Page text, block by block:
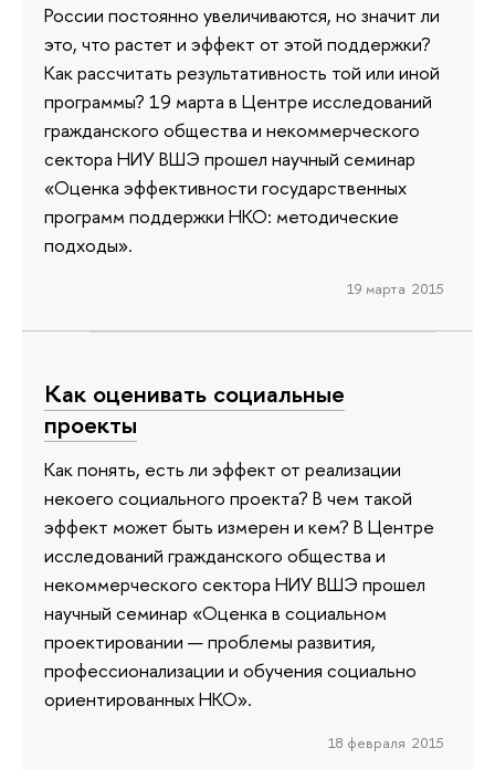
России постоянно увеличиваются, но значит ли
это, что растет и эффект от этой поддержки?
Как рассчитать результативность той или иной
программы? 19 марта в Центре исследований
гражданского общества и некоммерческого
сектора НИУ ВШЭ прошел научный семинар
«Оценка эффективности государственных
программ поддержки НКО: методические
подходы».
19 марта 2015
Как оценивать социальные
проекты
Как понять, есть ли эффект от реализации
некоего социального проекта? В чем такой
эффект может быть измерен и кем? В Центре
исследований гражданского общества и
некоммерческого сектора НИУ ВШЭ прошел
научный семинар «Оценка в социальном
проектировании — проблемы развития,
профессионализации и обучения социально
ориентированных НКО».
18 февраля 2015